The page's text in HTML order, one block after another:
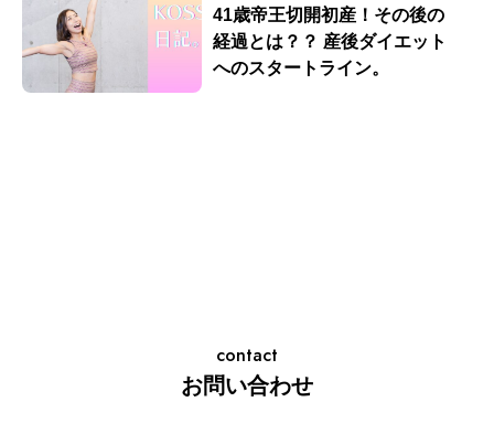
41歳帝王切開初産！その後の
経過とは？？ 産後ダイエット
へのスタートライン。
contact
お問い合わせ